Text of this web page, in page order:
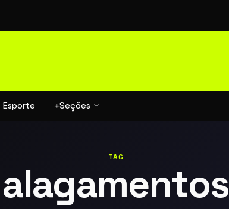
Esporte +Seções
TAG
alagamentos